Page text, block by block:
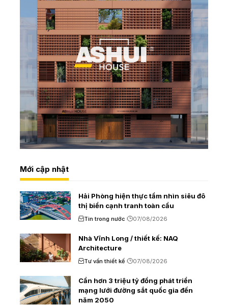
Mới cập nhật
Hải Phòng hiện thực tầm nhìn siêu đô
thị biển cạnh tranh toàn cầu
Tin trong nước 07/08/2026
Nhà Vĩnh Long / thiết kế: NAQ
Architecture
Tư vấn thiết kế 07/08/2026
Cần hơn 3 triệu tỷ đồng phát triển
mạng lưới đường sắt quốc gia đến
năm 2050